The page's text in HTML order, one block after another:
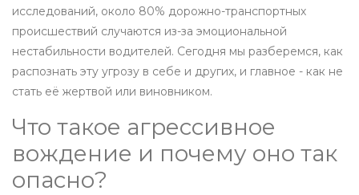
исследований, около 80% дорожно-транспортных
происшествий случаются из-за эмоциональной
нестабильности водителей. Сегодня мы разберемся, как
распознать эту угрозу в себе и других, и главное - как не
стать её жертвой или виновником.
Что такое агрессивное
вождение и почему оно так
опасно?